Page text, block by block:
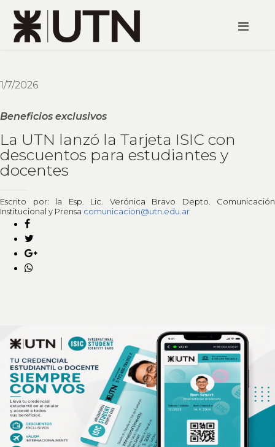
1/7/2026
Beneficios exclusivos
La UTN lanzó la Tarjeta ISIC con
descuentos para estudiantes y
docentes
Escrito por: la Esp. Lic. Verónica Bravo Depto. Comunicación
Institucional y Prensa comunicacion@utn.edu.ar